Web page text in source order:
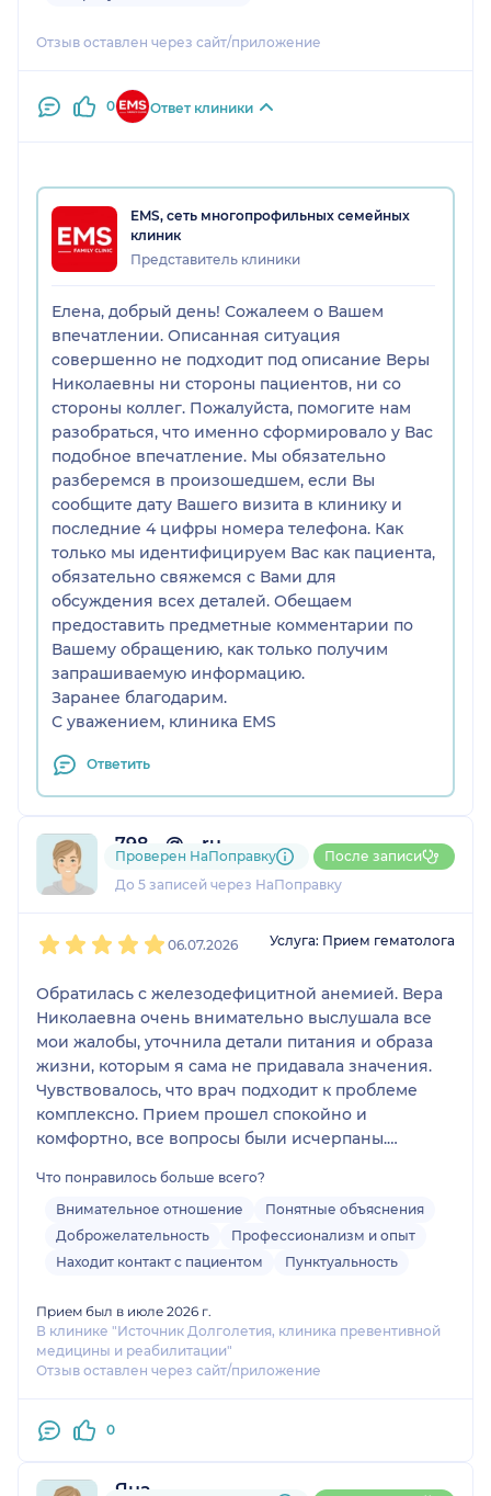
Отзыв оставлен через сайт/приложение
0 Ответ клиники
EMS, сеть многопрофильных семейных
клиник
Представитель клиники
Елена, добрый день! Сожалеем о Вашем
впечатлении. Описанная ситуация
совершенно не подходит под описание Веры
Николаевны ни стороны пациентов, ни со
стороны коллег. Пожалуйста, помогите нам
разобраться, что именно сформировало у Вас
подобное впечатление. Мы обязательно
разберемся в произошедшем, если Вы
сообщите дату Вашего визита в клинику и
последние 4 цифры номера телефона. Как
только мы идентифицируем Вас как пациента,
обязательно свяжемся с Вами для
обсуждения всех деталей. Обещаем
предоставить предметные комментарии по
Вашему обращению, как только получим
запрашиваемую информацию.
Заранее благодарим.
С уважением, клиника EMS
Ответить
798....@....ru
1 отзыв
До 5 записей через НаПоправку
Проверен НаПоправку После записи
06.07.2026 Услуга: Прием гематолога
Обратилась с железодефицитной анемией. Вера
Николаевна очень внимательно выслушала все
мои жалобы, уточнила детали питания и образа
жизни, которым я сама не придавала значения.
Чувствовалось, что врач подходит к проблеме
комплексно. Прием прошел спокойно и
комфортно, все вопросы были исчерпаны.
Обязательно порекомендую семье и друзьям
Что понравилось больше всего?
Внимательное отношение
Понятные объяснения
Доброжелательность
Профессионализм и опыт
Находит контакт с пациентом
Пунктуальность
Прием был в июле 2026 г.
В клинике "Источник Долголетия, клиника превентивной
медицины и реабилитации"
Отзыв оставлен через сайт/приложение
0
Яна